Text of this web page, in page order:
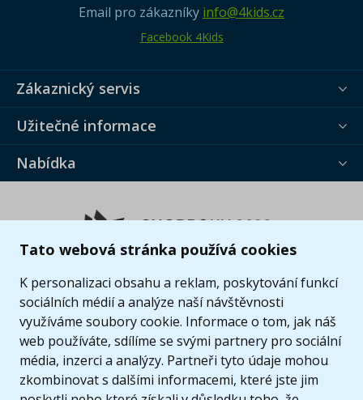
Tato webová stránka používá cookies
K personalizaci obsahu a reklam, poskytování funkcí
sociálních médií a analýze naší návštěvnosti
využíváme soubory cookie. Informace o tom, jak náš
web používáte, sdílíme se svými partnery pro sociální
média, inzerci a analýzy. Partneři tyto údaje mohou
zkombinovat s dalšími informacemi, které jste jim
Email pro zákazníky info@4kids.cz
Facebook 4Kids
Zákaznický servis
Užitečné informace
Nabídka